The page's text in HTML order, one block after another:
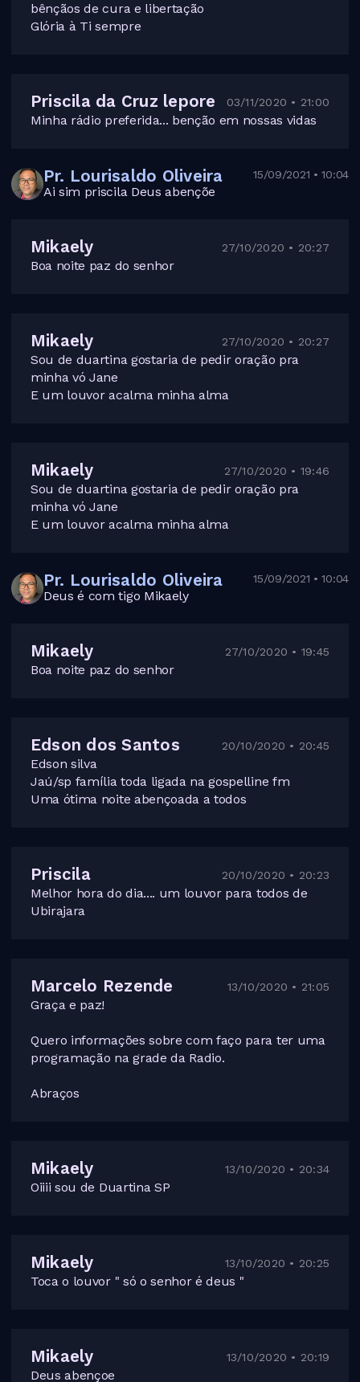
bênçãos de cura e libertação
Glória à Ti sempre
Priscila da Cruz lepore 03/11/2020 • 21:00
Minha rádio preferida... benção em nossas vidas
Pr. Lourisaldo Oliveira 15/09/2021 • 10:04
Ai sim priscila Deus abençõe
Mikaely 27/10/2020 • 20:27
Boa noite paz do senhor
Mikaely 27/10/2020 • 20:27
Sou de duartina gostaria de pedir oração pra
minha vó Jane
E um louvor acalma minha alma
Mikaely 27/10/2020 • 19:46
Sou de duartina gostaria de pedir oração pra
minha vó Jane
E um louvor acalma minha alma
Pr. Lourisaldo Oliveira 15/09/2021 • 10:04
Deus é com tigo Mikaely
Mikaely 27/10/2020 • 19:45
Boa noite paz do senhor
Edson dos Santos 20/10/2020 • 20:45
Edson silva
Jaú/sp família toda ligada na gospelline fm
Uma ótima noite abençoada a todos
Priscila 20/10/2020 • 20:23
Melhor hora do dia.... um louvor para todos de
Ubirajara
Marcelo Rezende 13/10/2020 • 21:05
Graça e paz!
Quero informações sobre com faço para ter uma
programação na grade da Radio.
Abraços
Mikaely 13/10/2020 • 20:34
Oiiii sou de Duartina SP
Mikaely 13/10/2020 • 20:25
Toca o louvor " só o senhor é deus "
Mikaely 13/10/2020 • 20:19
Deus abençoe